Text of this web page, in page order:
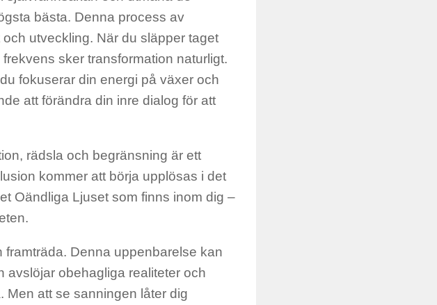
bästa. Denna process av
utveckling. När du släpper taget
sker transformation naturligt.
fokuserar din energi på växer och
att förändra din inre dialog för att
rädsla och begränsning är ett
kommer att börja upplösas i det
Oändliga Ljuset som finns inom dig –
Denna uppenbarelse kan
avslöjar obehagliga realiteter och
Men att se sanningen låter dig